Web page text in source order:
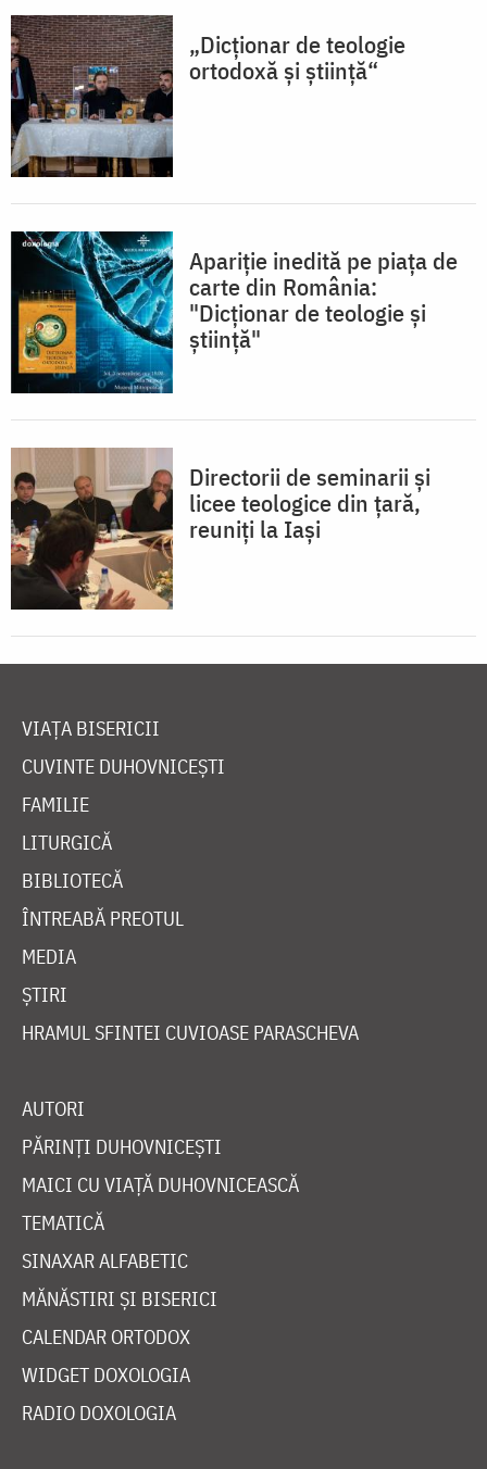
„Dicţionar de teologie
ortodoxă şi ştiinţă“
Apariție inedită pe piața de
carte din România:
"Dicționar de teologie și
știință"
Directorii de seminarii și
licee teologice din țară,
reuniți la Iași
VIAȚA BISERICII
CUVINTE DUHOVNICEȘTI
FAMILIE
LITURGICĂ
BIBLIOTECĂ
ÎNTREABĂ PREOTUL
MEDIA
ȘTIRI
HRAMUL SFINTEI CUVIOASE PARASCHEVA
AUTORI
PĂRINȚI DUHOVNICEȘTI
MAICI CU VIAȚĂ DUHOVNICEASCĂ
TEMATICĂ
SINAXAR ALFABETIC
MĂNĂSTIRI ȘI BISERICI
CALENDAR ORTODOX
WIDGET DOXOLOGIA
RADIO DOXOLOGIA